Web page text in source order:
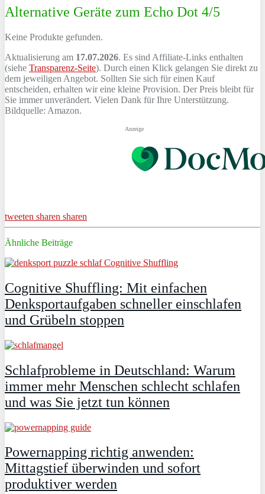
Alternative Geräte zum Echo Dot 4/5
Keine Produkte gefunden.
Aktualisierung am 17.07.2026. Es sind Affiliate-Links enthalten
(siehe Transparenz-Seite). Durch einen Klick gelangen Sie direkt zu
dem jeweiligen Angebot. Sollten Sie sich für einen Kauf
entscheiden, erhalten wir eine kleine Provision. Der Preis bleibt für
Sie immer unverändert. Vielen Dank für Ihre Unterstützung.
Bildquelle: Amazon.
Anzeige
tweeten sharen sharen
Ähnliche Beiträge
Cognitive Shuffling: Mit einfachen
Denksportaufgaben schneller einschlafen
und Grübeln stoppen
Schlafprobleme in Deutschland: Warum
immer mehr Menschen schlecht schlafen
und was Sie jetzt tun können
Powernapping richtig anwenden:
Mittagstief überwinden und sofort
produktiver werden